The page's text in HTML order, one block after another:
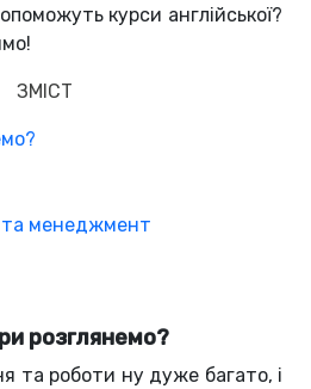
курси англійської?
ЗМІСТ
та менеджмент
розглянемо?
та роботи ну дуже багато, і